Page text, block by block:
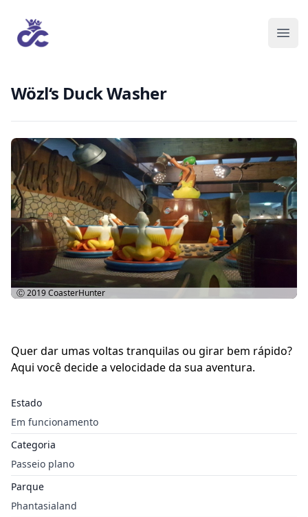
Wözl‘s Duck Washer
Quer dar umas voltas tranquilas ou girar bem rápido?
Aqui você decide a velocidade da sua aventura.
Estado
Em funcionamento
Categoria
Passeio plano
Parque
Phantasialand
Ⓒ 2019CoasterHunter